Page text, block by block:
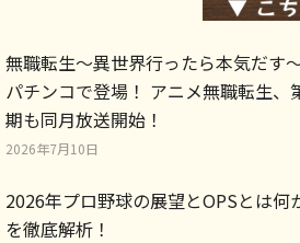
無職転生～異世界行ったら本気だす
パチンコで登場！ アニメ無職転生、
期も同月放送開始！
2026年7月10日
2026年プロ野球の展望とOPSとは何
を徹底解析！